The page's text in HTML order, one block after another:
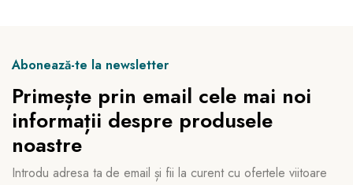
Abonează-te la newsletter
Primește prin email cele mai noi
informații despre produsele
noastre
Introdu adresa ta de email și fii la curent cu ofertele viitoare